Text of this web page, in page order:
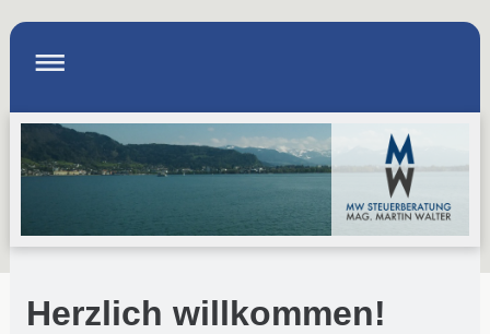
Herzlich willkommen!